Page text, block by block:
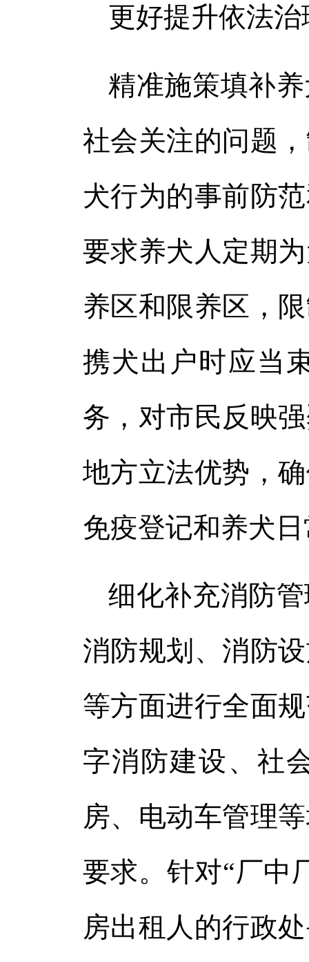
更好提升依法
精准施策填补
社会关注的问题
犬行为的事前防
要求养犬人定期
养区和限养区，
携犬出户时应当
务，对市民反映
地方立法优势，
免疫登记和养犬
细化补充消防
消防规划、消防
等方面进行全面
字消防建设、社
房、电动车管理
要求。针对“厂中
房出租人的行政